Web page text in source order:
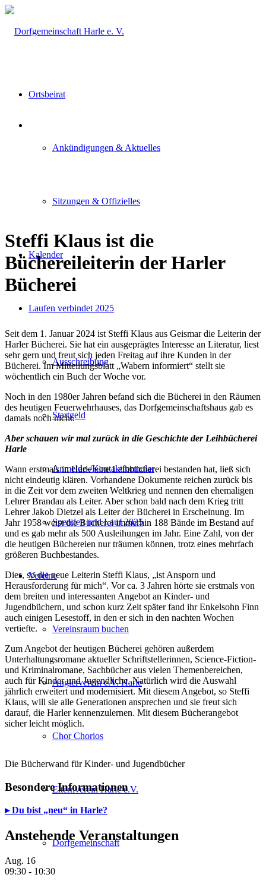
Ortsbeirat
Ankündigungen & Aktuelles
Sitzungen & Offizielles
Kalender
Laufen verbindet 2025
Ausschreibung
Startgeld
Anmelde-/Kontaktformular
Spenden und Lauf 2025
Vereine
Vereinsraum buchen
Anglerverein e.V. Harle
Chor Chorios
Elternverein Harle e.V.
Dorfgemeinschaft
Steffi Klaus ist die
Büchereileiterin der Harler
Bücherei
Seit dem 1. Januar 2024 ist Steffi Klaus aus Geismar die Leiterin der
Harler Bücherei. Sie hat ein ausgeprägtes Interesse an Literatur, liest
sehr gern und freut sich jeden Freitag auf ihre Kunden in der
Bücherei. Im Mitteilungsblatt „Wabern informiert“ stellt sie
wöchentlich ein Buch der Woche vor.
Noch in den 1980er Jahren befand sich die Bücherei in den Räumen
des heutigen Feuerwehrhauses, das Dorfgemeinschaftshaus gab es
damals noch nicht.
Aber schauen wir mal zurück in die Geschichte der Leihbücherei
Harle
Wann erstmals in Harle eine Leihbücherei bestanden hat, ließ sich
nicht eindeutig klären. Vorhandene Dokumente reichen zurück bis
in die Zeit vor dem zweiten Weltkrieg und nennen den ehemaligen
Lehrer Brandau als Leiter. Aber schon bald nach dem Krieg tritt
Lehrer Jakob Dietzel als Leiter der Bücherei in Erscheinung. Im
Jahr 1958 weist die Bücherei immerhin 188 Bände im Bestand auf
und es gab mehr als 500 Ausleihungen im Jahr. Eine Zahl, von der
die heutigen Büchereien nur träumen können, trotz eines mehrfach
größeren Buchbestandes.
Dies, so die neue Leiterin Steffi Klaus, „ist Ansporn und
Herausforderung für mich“. Vor ca. 3 Jahren hörte sie erstmals von
dem breiten und interessanten Angebot an Kinder- und
Jugendbüchern, und schon kurz Zeit später fand ihr Enkelsohn Finn
auch einigen Lesestoff, in den er sich in den nachten Wochen
vertiefte.
Zum Angebot der heutigen Bücherei gehören außerdem
Unterhaltungsromane aktueller Schriftstellerinnen, Science-Fiction-
und Kriminalromane, Sachbücher aus vielen Themenbereichen,
auch für Kinder und Jugendliche. Natürlich wird die Auswahl
jährlich erweitert und modernisiert. Mit diesem Angebot, so Steffi
Klaus, will sie alle Generationen ansprechen und sie freut sich
darauf, die Harler kennenzulernen. Mit diesem Bücherangebot
sicher leicht möglich.
Die Bücherwand für Kinder- und Jugendbücher
Besondere Informationen
▸ Du bist „neu“ in Harle?
Anstehende Veranstaltungen
Aug. 16
09:30 - 10:30